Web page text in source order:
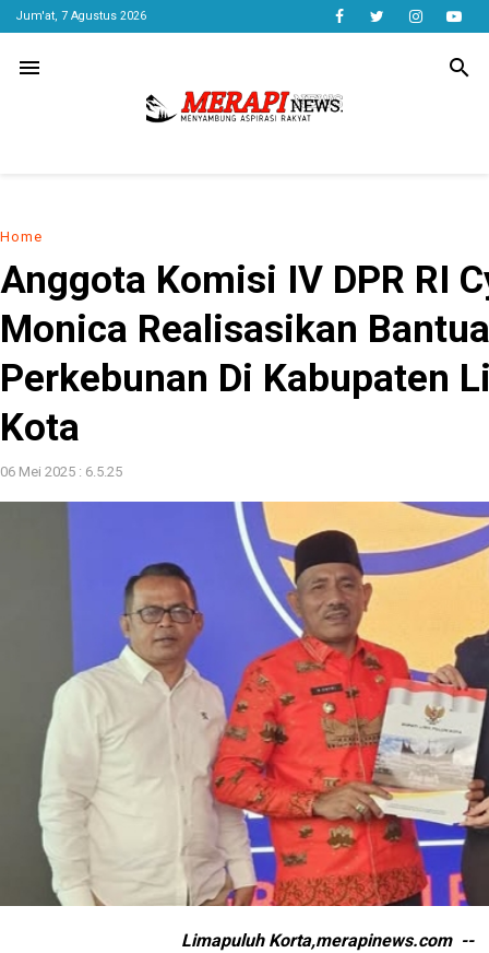
Jum'at, 7 Agustus 2026
menu search
Home
Anggota Komisi IV DPR RI
Monica Realisasikan
Perkebunan Di Kabupaten
Kota
06 Mei 2025 : 6.5.25
Limapuluh Korta,merapinews.com --